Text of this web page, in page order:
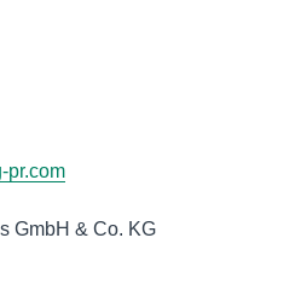
pr.com
GmbH & Co. KG